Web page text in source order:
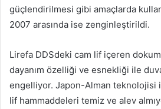
güçlendirilmesi gibi amaçlarda
2007 arasında ise zenginleştirildi.
Lirefa DDSdeki cam lif içeren
dayanım özelliği ve esnekliği ile
engelliyor. Japon-Alman teknolojisi
lif hammaddeleri temiz ve alev